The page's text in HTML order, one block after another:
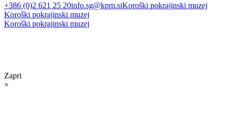
+386 (0)2 621 25 20info.sg@kpm.siKoroški pokrajinski muzej
Koroški pokrajinski muzej
Koroški pokrajinski muzej
Zapri
×